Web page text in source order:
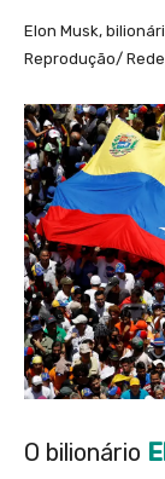
Elon Musk,
Reprodução/
O bilionário